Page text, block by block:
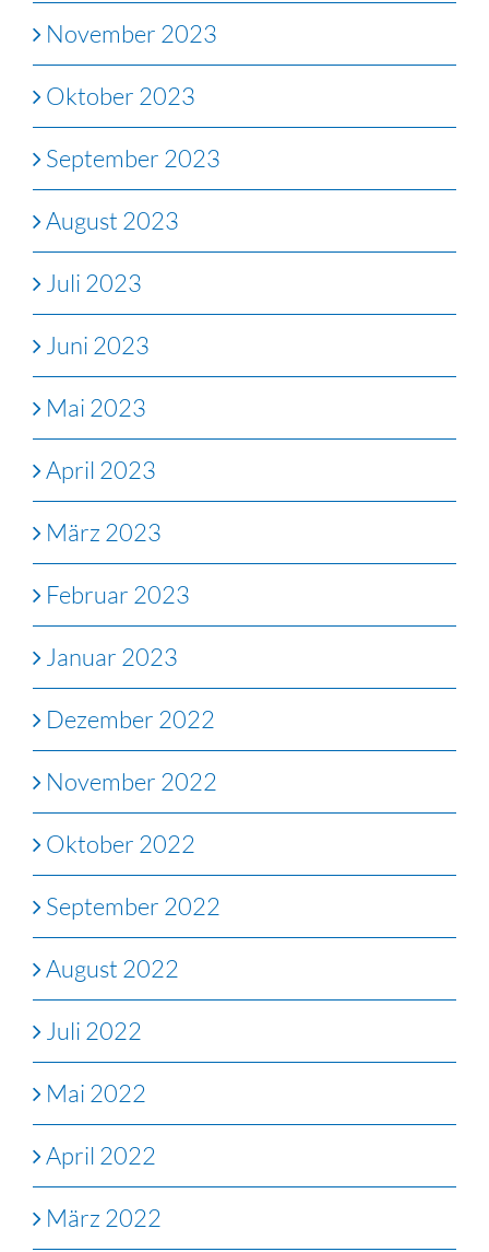
November 2023
Oktober 2023
September 2023
August 2023
Juli 2023
Juni 2023
Mai 2023
April 2023
März 2023
Februar 2023
Januar 2023
Dezember 2022
November 2022
Oktober 2022
September 2022
August 2022
Juli 2022
Mai 2022
April 2022
März 2022